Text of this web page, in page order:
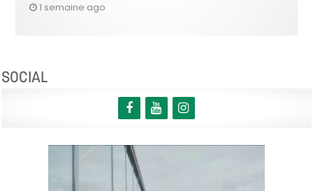
1 semaine ago
SOCIAL